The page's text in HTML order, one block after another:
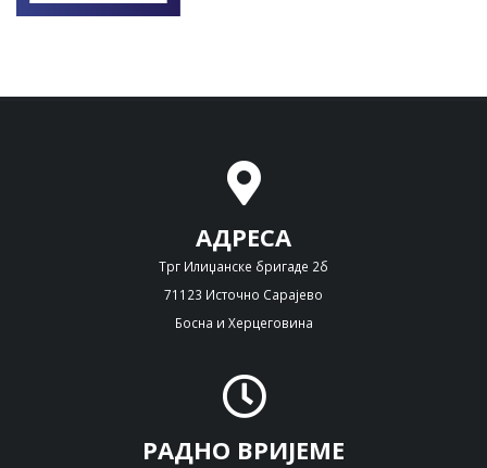
АДРЕСА
Трг Илиџанске бригаде 2б
71123 Источно Сарајево
Босна и Херцеговина
РАДНО ВРИЈЕМЕ